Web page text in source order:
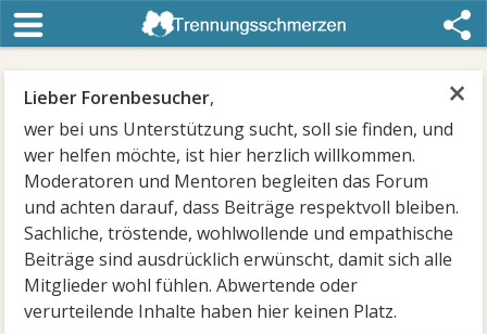
×
Lieber Forenbesucher,
wer bei uns Unterstützung sucht, soll sie finden, und
wer helfen möchte, ist hier herzlich willkommen.
Moderatoren und Mentoren begleiten das Forum
und achten darauf, dass Beiträge respektvoll bleiben.
Sachliche, tröstende, wohlwollende und empathische
Beiträge sind ausdrücklich erwünscht, damit sich alle
Mitglieder wohl fühlen. Abwertende oder
verurteilende Inhalte haben hier keinen Platz.